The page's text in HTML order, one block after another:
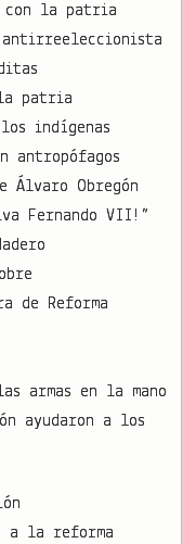
con la patria
patria
indígenas
antropófagos
Obregón
Fernando VII!”
de Reforma
armas en la mano
ayudaron a los
a la reforma